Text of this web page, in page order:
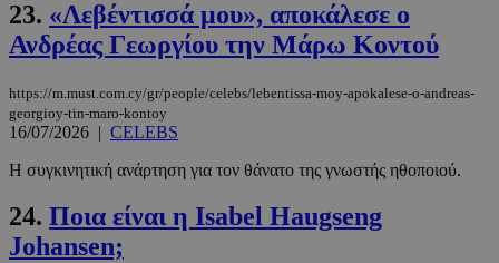
23. «Λεβέντισσά μου», αποκάλεσε ο
Ανδρέας Γεωργίου την Μάρω Κοντού
https://m.must.com.cy/gr/people/celebs/lebentissa-moy-apokalese-o-andreas-
georgioy-tin-maro-kontoy
16/07/2026 | CELEBS
Η συγκινητική ανάρτηση για τον θάνατο της γνωστής ηθοποιού.
24. Ποια είναι η Isabel Haugseng
Johansen;
LangCookie www.must.com.cy